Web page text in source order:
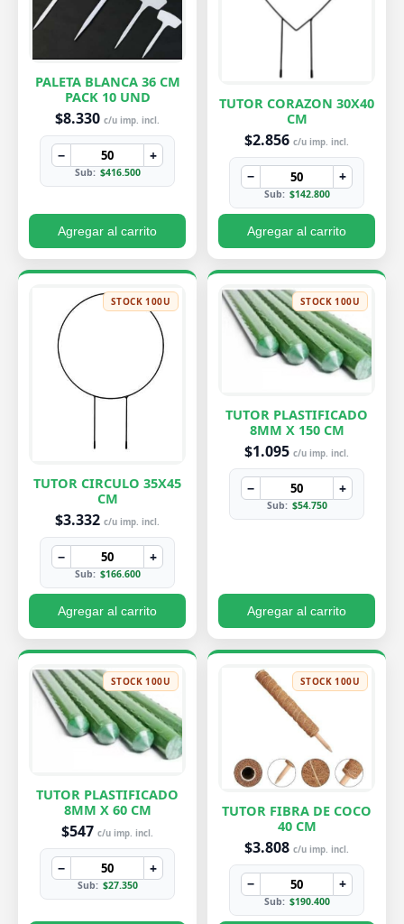
PALETA BLANCA 36 CM
PACK 10 UND
$8.330 c/u imp. incl.
− +
Sub: $416.500
Agregar al carrito
TUTOR CORAZON 30X40
CM
$2.856 c/u imp. incl.
− +
Sub: $142.800
Agregar al carrito
STOCK 100U
TUTOR CIRCULO 35X45
CM
$3.332 c/u imp. incl.
− +
Sub: $166.600
Agregar al carrito
STOCK 100U
TUTOR PLASTIFICADO
8MM X 150 CM
$1.095 c/u imp. incl.
− +
Sub: $54.750
Agregar al carrito
STOCK 100U
TUTOR PLASTIFICADO
8MM X 60 CM
$547 c/u imp. incl.
− +
Sub: $27.350
STOCK 100U
TUTOR FIBRA DE COCO
40 CM
$3.808 c/u imp. incl.
− +
Sub: $190.400